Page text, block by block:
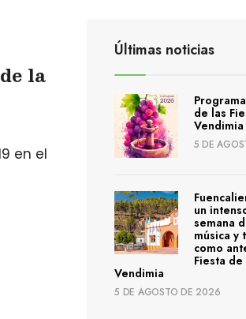
la
en el
Últimas noticias
de las
5 DE
un
semana
música y
como
Fiesta de
Vendimia
5 DE AGOSTO DE 2026